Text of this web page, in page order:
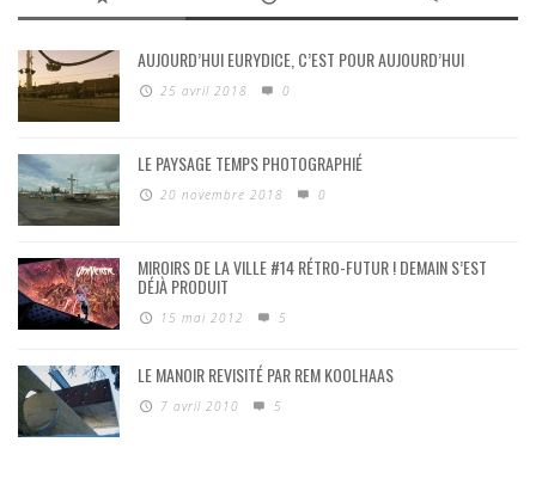
AUJOURD’HUI EURYDICE, C’EST POUR AUJOURD’HUI
25 avril 2018 0
LE PAYSAGE TEMPS PHOTOGRAPHIÉ
20 novembre 2018 0
MIROIRS DE LA VILLE #14 RÉTRO-FUTUR ! DEMAIN S’EST
DÉJÀ PRODUIT
15 mai 2012 5
LE MANOIR REVISITÉ PAR REM KOOLHAAS
7 avril 2010 5